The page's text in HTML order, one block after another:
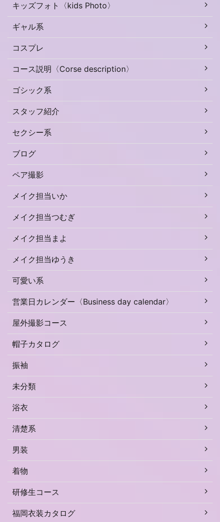
キッズフォト〈kids Photo〉
ギャル系
コスプレ
コース説明〈Corse description〉
ゴシック系
スタッフ紹介
セクシー系
ブログ
ペア撮影
メイク担当いか
メイク担当つむぎ
メイク担当まよ
メイク担当ゆうき
可愛い系
営業日カレンダー〈Business day calendar〉
屋外撮影コース
帽子カタログ
振袖
未分類
浴衣
清楚系
男装
着物
研修生コース
福岡衣装カタログ